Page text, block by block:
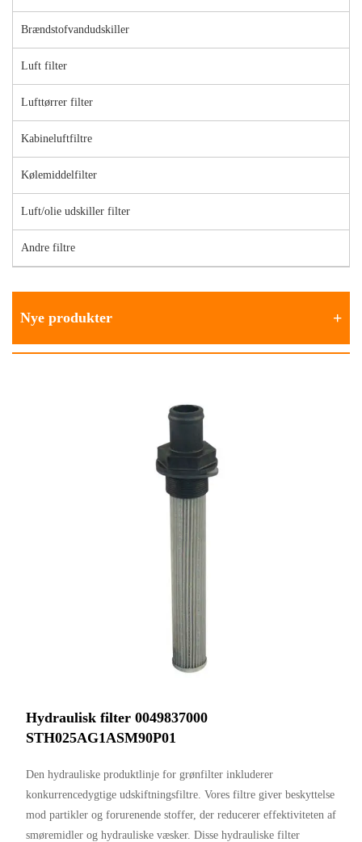
Brændstofvandudskiller
Luft filter
Lufttørrer filter
Kabineluftfiltre
Kølemiddelfilter
Luft/olie udskiller filter
Andre filtre
Nye produkter
Hydraulisk filter 0049837000
STH025AG1ASM90P01
Den hydrauliske produktlinje for grønfilter inkluderer
konkurrencedygtige udskiftningsfiltre. Vores filtre giver beskyttelse
mod partikler og forurenende stoffer, der reducerer effektiviteten af
​​smøremidler og hydrauliske væsker. Disse hydrauliske filter